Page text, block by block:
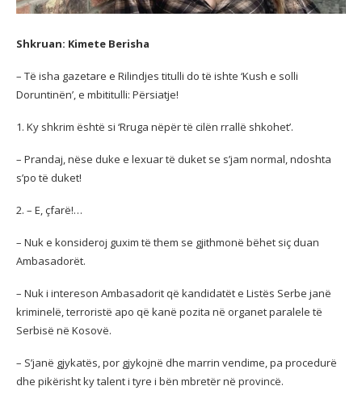
Shkruan: Kimete Berisha
– Të isha gazetare e Rilindjes titulli do të ishte ‘Kush e solli
Doruntinën’, e mbititulli: Përsiatje!
1. Ky shkrim është si ‘Rruga nëpër të cilën rrallë shkohet’.
– Prandaj, nëse duke e lexuar të duket se s’jam normal, ndoshta
s’po të duket!
2. – E, çfarë!…
– Nuk e konsideroj guxim të them se gjithmonë bëhet siç duan
Ambasadorët.
– Nuk i intereson Ambasadorit që kandidatët e Listës Serbe janë
kriminelë, terroristë apo që kanë pozita në organet paralele të
Serbisë në Kosovë.
– S’janë gjykatës, por gjykojnë dhe marrin vendime, pa procedurë
dhe pikërisht ky talent i tyre i bën mbretër në provincë.